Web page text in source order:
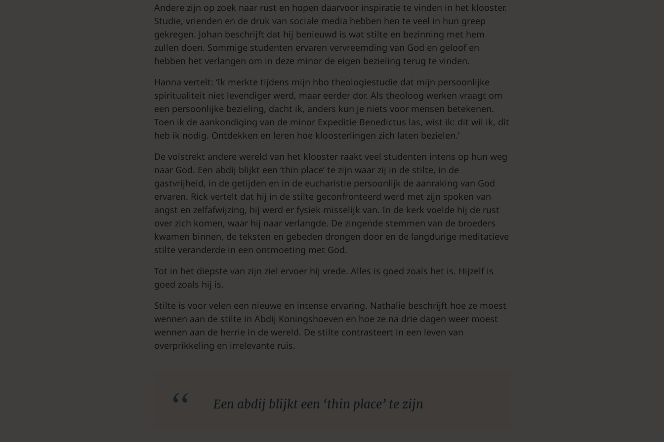
Andere zijn op zoek naar rust en hopen daarvoor inspiratie te vinden in het klooster.
Studie, vrienden en de druk van sociale media hebben hen te veel in hun greep
gekregen. Johan beschrijft dat hij benieuwd is wat stilte en bezinning met hem
zullen doen. Sommige studenten ervaren vervreemding van God en geloof en
hebben het verlangen om in deze minor de eigen bezieling terug te vinden.
Hanna vertelt: ‘Ik merkte tijdens mijn hbo theologiestudie dat mijn persoonlijke
spiritualiteit niet levendiger werd, maar eerder dor. Als theoloog werken vraagt om
een persoonlijke bezieling, dacht ik, anders kun je niets voor mensen betekenen.
Toen ik de aankondiging van de minor Expeditie Benedictus las, wist ik: dit wil ik, dit
heb ik nodig. Ontdekken en leren hoe kloosterlingen zich laten bezielen.’
De volstrekt andere wereld van het klooster raakt veel studenten intens op hun weg
naar God. Een abdij blijkt een ‘thin place’ te zijn waar zij in de stilte, in de
gastvrijheid, in de getijden en in de eucharistie persoonlijk de aanraking van God
ervaren. Rick vertelt dat hij in de stilte geconfronteerd werd met zijn spoken van
angst en zelfafwijzing, hij werd er fysiek misselijk van. In de kerk voelde hij de rust
over zich komen, waar hij naar verlangde. De zingende stemmen van de broeders
kwamen binnen, de teksten en gebeden drongen door en de langdurige meditatieve
stilte veranderde in een ontmoeting met God.
Tot in het diepste van zijn ziel ervoer hij vrede. Alles is goed zoals het is. Hijzelf is
goed zoals hij is.
Stilte is voor velen een nieuwe en intense ervaring. Nathalie beschrijft hoe ze moest
wennen aan de stilte in Abdij Koningshoeven en hoe ze na drie dagen weer moest
wennen aan de herrie in de wereld. De stilte contrasteert in een leven van
overprikkeling en irrelevante ruis.
Een abdij blijkt een ‘thin place’ te zijn